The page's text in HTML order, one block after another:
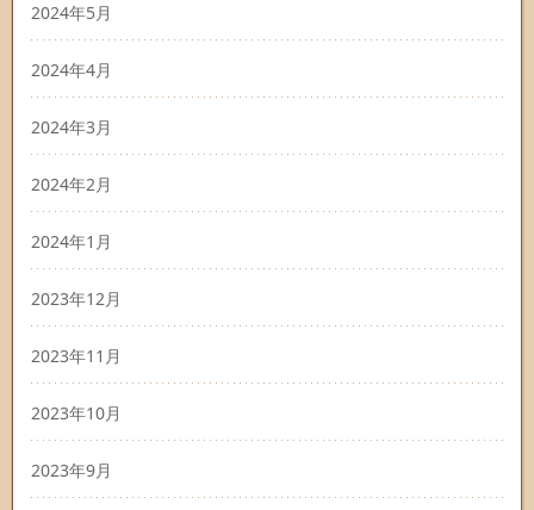
2024年5月
2024年4月
2024年3月
2024年2月
2024年1月
2023年12月
2023年11月
2023年10月
2023年9月